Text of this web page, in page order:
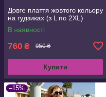
Довге плаття жовтого кольору
на гудзиках (з L по 2XL)
В наявності
760 ₴ 950 ₴
Купити
–15%